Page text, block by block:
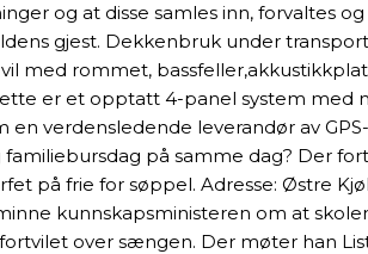
og at disse samles inn, forvaltes
gjest. Dekkenbruk under
med rommet,
er et opptatt 4-panel system
en verdensledende leverandør av
på samme dag? Der
på frie for søppel. Adresse: Østre
kunnskapsministeren om at
over sængen. Der møter han